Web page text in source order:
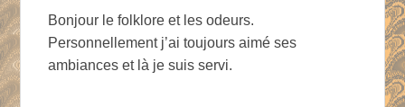
Bonjour le folklore et les odeurs.
Personnellement j’ai toujours aimé ses
ambiances et là je suis servi.